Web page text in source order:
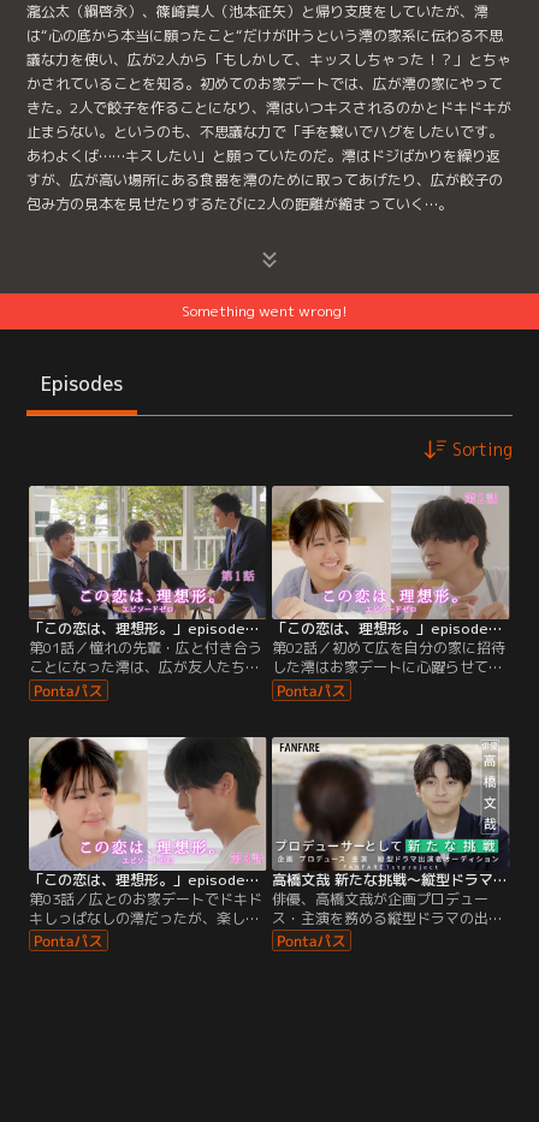
瀧公太（綱啓永）、篠崎真人（池本征矢）と帰り支度をしていたが、澪
は“心の底から本当に願ったこと“だけが叶うという澪の家系に伝わる不思
議な力を使い、広が2人から「もしかして、キッスしちゃった！？」とちゃ
かされていることを知る。初めてのお家デートでは、広が澪の家にやって
きた。2人で餃子を作ることになり、澪はいつキスされるのかとドキドキが
止まらない。というのも、不思議な力で「手を繋いでハグをしたいです。
あわよくば……キスしたい」と願っていたのだ。澪はドジばかりを繰り返
すが、広が高い場所にある食器を澪のために取ってあげたり、広が餃子の
包み方の見本を見せたりするたびに2人の距離が縮まっていく…。
Something went wrong!
Episodes
Sorting
「この恋は、理想形。」episode0 第01話
第01話／憧れの先輩・広と付き合う
ことになった澪は、広が友人たちと
楽しそうに話をしている場面に出く
わす。どんな話をしているのか気に
を盗み聞きするが、その内容は広と
澪が付き合った後にキスをしたかし
ていないかで盛り上がっている内容
だった。まだ広とキスをしていない
澪だったが…。
「この恋は、理想形。」episode0 第02話
第02話／初めて広を自分の家に招待
した澪はお家デートに心躍らせてし
まう。澪は、広と手を繋いでハグを
したいと魔法をかける。そして出来
お家デートで餃子を作ることになっ
た広と澪だったが、意識すればする
ほど何気ない広の仕草でドキドキと
してしまう。思いがけず手が触れて
しまったりバックハグのような体制
になったりする。
「この恋は、理想形。」episode0 第03話（最終話）
第03話／広とのお家デートでドキド
キしっぱなしの澪だったが、楽しい
時間が過ぎてぎくだけで一向にキス
をするような雰囲気にはならない。
高橋文哉 新たな挑戦～縦型ドラマ出演者オーディション FANFARE特別編～
俳優、高橋文哉が企画プロデュー
ス・主演を務める縦型ドラマの出演
者オーディションを特別にダイジェ
ストでお届け。